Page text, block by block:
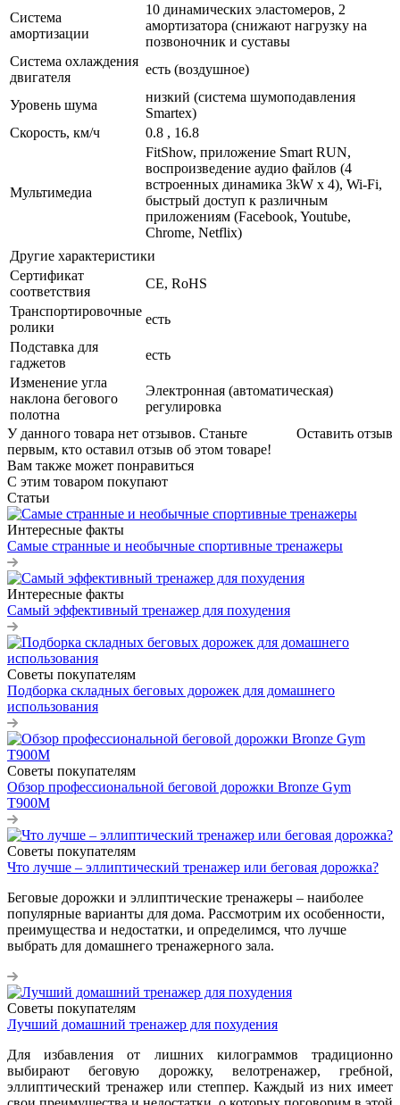
Система
амортизации
10 динамических эластомеров, 2
амортизатора (снижают нагрузку на
позвоночник и суставы
Система охлаждения
двигателя
есть (воздушное)
Уровень шума
низкий (система шумоподавления
Smartex)
Скорость, км/ч
0.8 , 16.8
Мультимедиа
FitShow, приложение Smart RUN,
воспроизведение аудио файлов (4
встроенных динамика 3kW x 4), Wi-Fi,
быстрый доступ к различным
приложениям (Facebook, Youtube,
Chrome, Netflix)
Другие характеристики
Сертификат
соответствия
CE, RoHS
Транспортировочные
ролики
есть
Подставка для
гаджетов
есть
Изменение угла
наклона бегового
полотна
Электронная (автоматическая)
регулировка
Оставить отзыв
У данного товара нет отзывов. Станьте
первым, кто оставил отзыв об этом товаре!
Вам также может понравиться
С этим товаром покупают
Статьи
Интересные факты
Самые странные и необычные спортивные тренажеры
Интересные факты
Самый эффективный тренажер для похудения
Советы покупателям
Подборка складных беговых дорожек для домашнего
использования
Советы покупателям
Обзор профессиональной беговой дорожки Bronze Gym
T900M
Советы покупателям
Что лучше – эллиптический тренажер или беговая дорожка?
Беговые дорожки и эллиптические тренажеры – наиболее
популярные варианты для дома. Рассмотрим их особенности,
преимущества и недостатки, и определимся, что лучше
выбрать для домашнего тренажерного зала.
Советы покупателям
Лучший домашний тренажер для похудения
Для избавления от лишних килограммов традиционно
выбирают беговую дорожку, велотренажер, гребной,
эллиптический тренажер или степпер. Каждый из них имеет